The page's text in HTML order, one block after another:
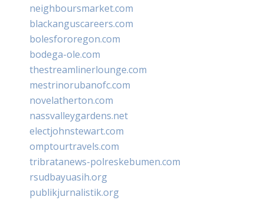
neighboursmarket.com
blackanguscareers.com
bolesfororegon.com
bodega-ole.com
thestreamlinerlounge.com
mestrinorubanofc.com
novelatherton.com
nassvalleygardens.net
electjohnstewart.com
omptourtravels.com
tribratanews-polreskebumen.com
rsudbayuasih.org
publikjurnalistik.org